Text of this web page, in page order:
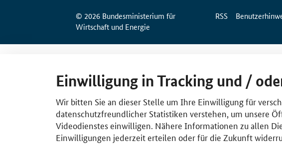
© 2026 Bundesministerium für
Wirtschaft und Energie
RSS
Einwilligung in Tracking und /
Wir bitten Sie an dieser Stelle um Ihre Einwilligung für
datenschutzfreundlicher Statistiken verstehen, um unsere
Videodienstes einwilligen. Nähere Informationen zu allen
Einwilligungen jederzeit erteilen oder für die Zukunft